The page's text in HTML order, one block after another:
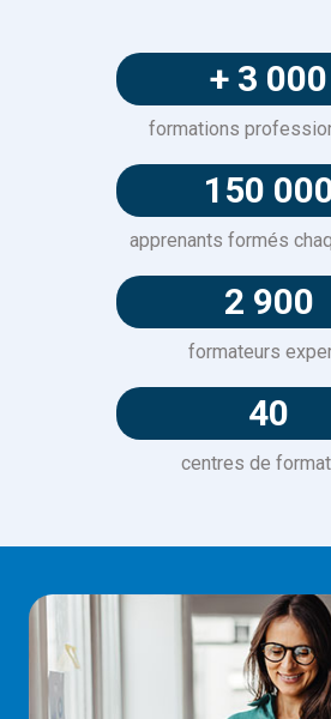
+ 3 000
formations
150
apprenants formés
2 900
formateurs
40
centres de